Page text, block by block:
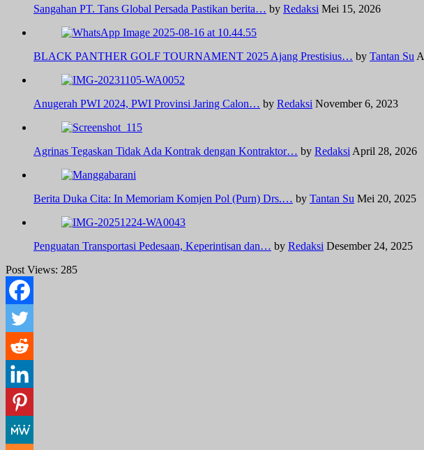
Sangahan PT. Tans Global Persada Pastikan berita… by Redaksi Mei 15, 2026
BLACK PANTHER GOLF TOURNAMENT 2025 Ajang Prestisius… by Tantan Su
Anugerah PWI 2024, PWI Provinsi Jaring Calon… by Redaksi November 6, 2023
Agrinas Tegaskan Tidak Ada Kontrak dengan Kontraktor… by Redaksi April 28, 2026
Berita Duka Cita: In Memoriam Komjen Pol (Purn) Drs.… by Tantan Su Mei 20, 2025
Penguatan Transportasi Pedesaan, Keperintisan dan… by Redaksi Desember 24, 2025
Post Views: 285